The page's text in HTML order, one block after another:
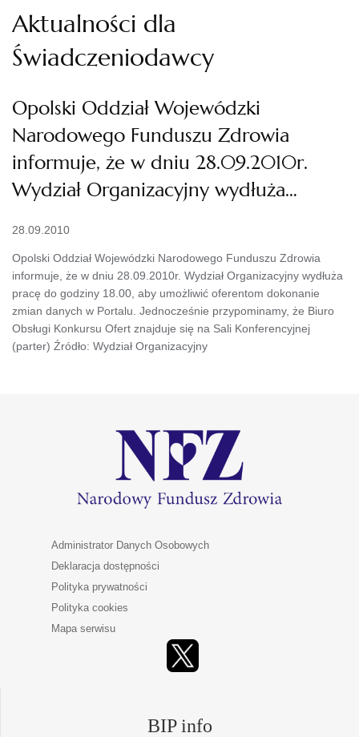
Aktualności dla
Świadczeniodawcy
Opolski Oddział Wojewódzki
Narodowego Funduszu Zdrowia
informuje, że w dniu 28.09.2010r.
Wydział Organizacyjny wydłuża…
28.09.2010
Opolski Oddział Wojewódzki Narodowego Funduszu Zdrowia
informuje, że w dniu 28.09.2010r. Wydział Organizacyjny wydłuża
pracę do godziny 18.00, aby umożliwić oferentom dokonanie
zmian danych w Portalu. Jednocześnie przypominamy, że Biuro
Obsługi Konkursu Ofert znajduje się na Sali Konferencyjnej
(parter) Źródło: Wydział Organizacyjny
Administrator Danych Osobowych
Deklaracja dostępności
Polityka prywatności
Polityka cookies
Mapa serwisu
BIP info